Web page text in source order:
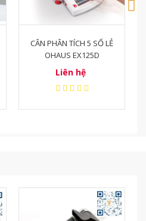
CÂN PHÂN TÍCH 4 SỐ LẺ
OHAUS AX224/E
Liên hệ